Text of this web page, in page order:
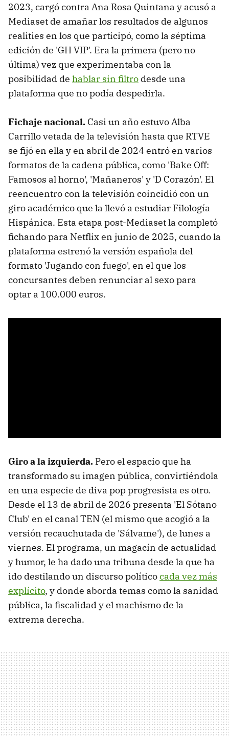
2023, cargó contra Ana Rosa Quintana y acusó a
Mediaset de amañar los resultados de algunos
realities en los que participó, como la séptima
edición de 'GH VIP'. Era la primera (pero no
última) vez que experimentaba con la
posibilidad de hablar sin filtro desde una
plataforma que no podía despedirla.
Fichaje nacional. Casi un año estuvo Alba
Carrillo vetada de la televisión hasta que RTVE
se fijó en ella y en abril de 2024 entró en varios
formatos de la cadena pública, como 'Bake Off:
Famosos al horno', 'Mañaneros' y 'D Corazón'. El
reencuentro con la televisión coincidió con un
giro académico que la llevó a estudiar Filología
Hispánica. Esta etapa post-Mediaset la completó
fichando para Netflix en junio de 2025, cuando la
plataforma estrenó la versión española del
formato 'Jugando con fuego', en el que los
concursantes deben renunciar al sexo para
optar a 100.000 euros.
Giro a la izquierda. Pero el espacio que ha
transformado su imagen pública, convirtiéndola
en una especie de diva pop progresista es otro.
Desde el 13 de abril de 2026 presenta 'El Sótano
Club' en el canal TEN (el mismo que acogió a la
versión recauchutada de 'Sálvame'), de lunes a
viernes. El programa, un magacín de actualidad
y humor, le ha dado una tribuna desde la que ha
ido destilando un discurso políticocada vez más
explícito, y donde aborda temas como la sanidad
pública, la fiscalidad y el machismo de la
extrema derecha.